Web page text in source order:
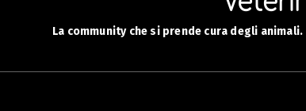
La community che si prende cura degli animali.